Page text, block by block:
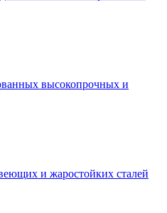
высокопрочных и
и жаростойких сталей